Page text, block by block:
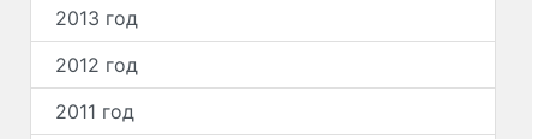
2013 год
2012 год
2011 год